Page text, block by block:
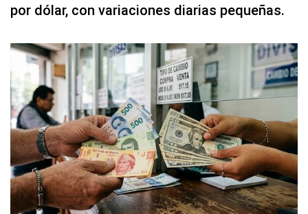
por dólar, con variaciones diarias pequeñas.